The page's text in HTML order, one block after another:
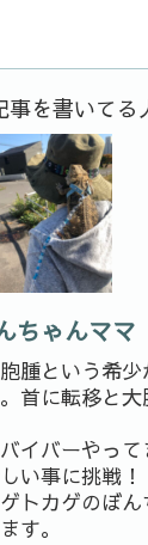
事を書いてる
ちゃんママ
腫という希少
首に転移と大
イバーやって
い事に挑戦！
トカゲのぼん
す。